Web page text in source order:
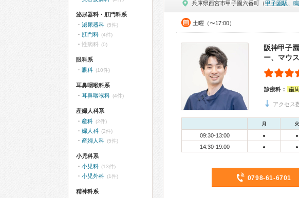
兵庫県西宮市甲子園六番町（甲子園駅
土曜（〜17:00）
阪神甲子
ー、マウ
診療科： 歯
アクセス
月 火
09:30-13:00 ● ●
14:30-19:00 ● ●
0798-61-6701
泌尿器科・肛門科系
泌尿器科 (5件)
肛門科 (4件)
性病科 (0)
眼科系
眼科 (10件)
耳鼻咽喉科系
耳鼻咽喉科 (4件)
産婦人科系
産科 (2件)
婦人科 (2件)
産婦人科 (5件)
小児科系
小児科 (13件)
小児外科 (1件)
精神科系